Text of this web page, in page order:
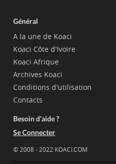
Général
A la une de Koaci
Koaci Côte d'Ivoire
Koaci Afrique
Archives Koaci
Conditions d'utilisation
Contacts
Besoin d'aide ?
Se Connecter
© 2008 - 2022 KOACI.COM